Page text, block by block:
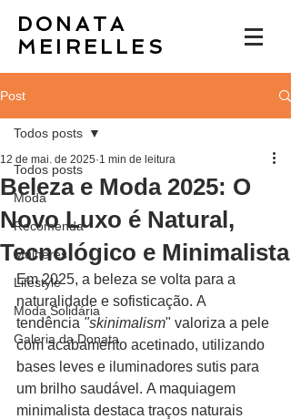
DONATA
MEIRELLES
Post
Todos posts
Moda
Recomenda
Mulheres
Lifestyle
Moda Solidária
Galeria da Donata
Todos posts
Beleza e Moda 2025: O
Novo Luxo é Natural,
Tecnológico e Minimalista
12 de mai. de 2025 1 min de leitura
Em 2025, a beleza se volta para a
naturalidade e sofisticação. A
tendência "skinimalism" valoriza a pele
com acabamento acetinado, utilizando
bases leves e iluminadores sutis para
um brilho saudável. A maquiagem
minimalista destaca traços naturais